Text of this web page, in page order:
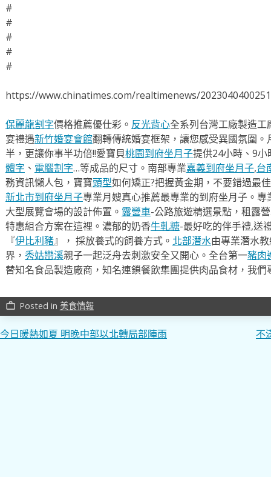
#
#
#
#
#
https://www.chinatimes.com/realtimenews/
保麗龍割字價格推薦優仕彩。 反光背心全系列台灣工廠製造
宴禮遇新竹婚宴會館翻轉傳統婚宴框架，讓您感受異國氛圍。
半，更讓你事半功倍!!愛寶貝桃園到府坐月子提供24小時、9
體字 、 電腦割字…等成品的尺寸。南部專業嘉義到府坐月子,台
務資訊懶人包，寶寶頭型如何矯正?把握黃金期，不要錯過最
新北市到府坐月子專業月嫂真心推薦最專業的到府坐月子。專
大型展覽會場的設計佈置。 露營車-公路旅遊精選景點，租露
特惠組合方案在這裡。濃郁的奶香牛軋糖-最好吃的伴手禮,送
『伊比利豬』， 採放養式的飼養方式。 北部潛水由專業潛水
界， 秀姑巒溪親子一起泛舟去​刺激安全又開心。全台第一豬肉
替知名食品製造廠商，知名連鎖餐飲集團提供肉品食材，我
work_outline Posted in 美食情報
文
今日暖熱如夏 明晚中部以北轉局部陣雨 不